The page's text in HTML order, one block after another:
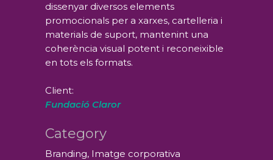
dissenyar diversos elements
promocionals per a xarxes, cartelleria i
materials de suport, mantenint una
coherència visual potent i reconeixible
en tots els formats.
Client:
Fundació Claror
Category
Branding, Imatge corporativa